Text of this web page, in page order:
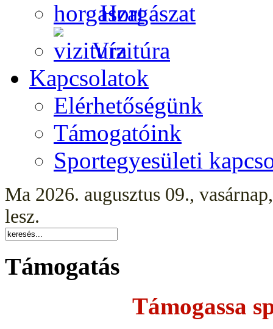
Horgászat
Vízitúra
Kapcsolatok
Elérhetőségünk
Támogatóink
Sportegyesületi
Ma 2026. augusztus 09.,
lesz.
Támogatás
Támogassa